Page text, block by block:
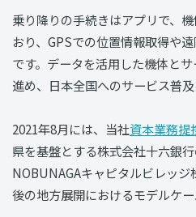
乗り降りの手続きはアプリで、
おり、GPSでの位置情報取得や
です。データを活用した機体と
進め、日本全国へのサービス普及
2021年8月には、当社資本業務提
県を基盤とする株式会社十六銀行
NOBUNAGAキャピタルビレッ
後の地方展開におけるモデルケー